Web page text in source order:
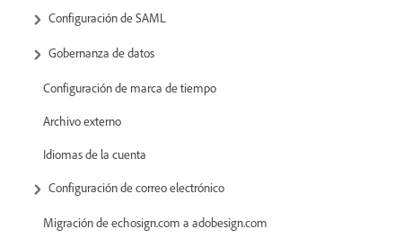
Configuración de SAML
Gobernanza de datos
Configuración de marca de tiempo
Archivo externo
Idiomas de la cuenta
Configuración de correo electrónico
Migración de echosign.com a adobesign.com